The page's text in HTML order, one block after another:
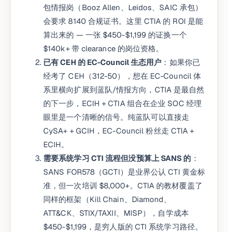
包情报岗（Booz Allen、Leidos、SAIC 承包）
会要求 8140 合规证书。这里 CTIA 的 ROI 是能
算出来的 — 一张 $450-$1,199 的证换一个
$140k+ 带 clearance 的岗位资格。
已有 CEH 的 EC-Council 生态用户 ：如果你已
经考了 CEH（312-50），想在 EC-Council 体
系里横向扩展到蓝队/情报方向，CTIA 是最自然
的下一步，ECIH + CTIA 组合在企业 SOC 经理
眼里是一个清晰的信号。纯蓝队可以直接走
CySA+ + GCIH，EC-Council 粉丝走 CTIA +
ECIH。
需要系统学习 CTI 流程但没预算上 SANS 的 ：
SANS FOR578（GCTI）是业界公认 CTI 黄金标
准，但一次培训 $8,000+。CTIA 的教材覆盖了
同样的框架（Kill Chain、Diamond、
ATT&CK、STIX/TAXII、MISP），自学成本
$450-$1,199，是穷人版的 CTI 系统学习路径。